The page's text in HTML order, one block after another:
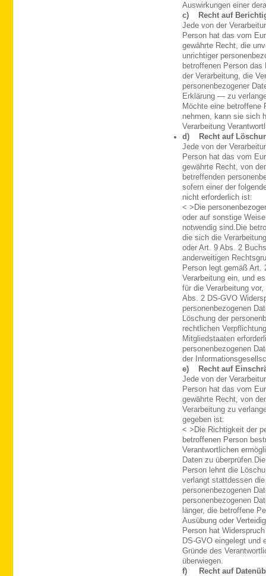
Auswirkungen einer
c) Recht auf
Jede von der
Person hat das vom
gewährte Recht, die
unrichtiger
betroffenen Person
der Verarbeitung, die
personenbezogener
Erklärung — zu
Möchte eine betroffene
nehmen, kann sie sich
Verarbeitung
d) Recht auf
Jede von der
Person hat das vom
gewährte Recht, von
betreffenden
sofern einer der
nicht erforderlich ist:
< >Die
oder auf sonstige
notwendig sind. Die
die sich die
oder Art. 9 Abs. 2
anderweitigen
Person legt gemäß Art.
Verarbeitung ein, und
für die Verarbeitung
Abs. 2 DS-GVO
personenbezogenen
Löschung der
rechtlichen
Mitgliedstaaten
personenbezogenen
der
e) Recht auf
Jede von der
Person hat das vom
gewährte Recht, von
Verarbeitung zu
gegeben ist:
< >Die Richtigkeit der
betroffenen Person
Verantwortlichen
Daten zu überprüfen.
Person lehnt die
verlangt stattdessen
personenbezogenen
personenbezogenen
länger, die betroffene
Ausübung oder
Person hat
DS-GVO eingelegt und
Gründe des
überwiegen.
f) Recht auf